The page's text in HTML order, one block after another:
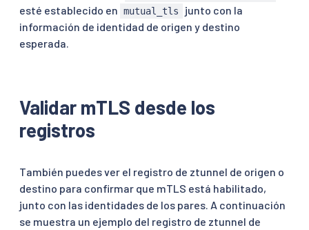
esté establecido en mutual_tls
junto con la
información de identidad de origen y destino
esperada.
Validar mTLS desde los
registros
También puedes ver el registro de ztunnel de origen o
destino para confirmar que mTLS está habilitado,
junto con las identidades de los pares. A continuación
se muestra un ejemplo del registro de ztunnel de